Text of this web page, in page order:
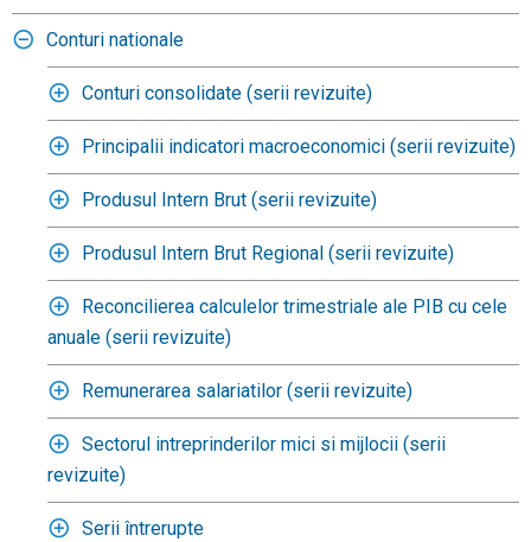
Conturi nationale
Conturi consolidate (serii revizuite)
Principalii indicatori macroeconomici (serii revizuite)
Produsul Intern Brut (serii revizuite)
Produsul Intern Brut Regional (serii revizuite)
Reconcilierea calculelor trimestriale ale PIB cu cele
anuale (serii revizuite)
Remunerarea salariatilor (serii revizuite)
Sectorul intreprinderilor mici si mijlocii (serii
revizuite)
Serii întrerupte